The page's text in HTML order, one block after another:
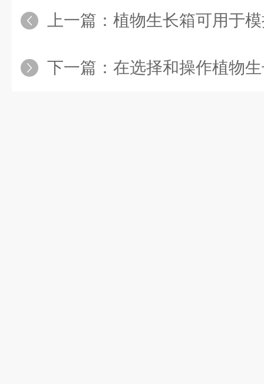
上一篇： 植物生长箱可用于模拟
下一篇： 在选择和操作植物生长箱